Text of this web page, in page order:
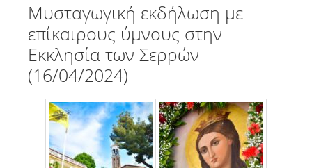
Μυσταγωγική εκδήλωση με
επίκαιρους ύμνους στην
Εκκλησία των Σερρών
(16/04/2024)